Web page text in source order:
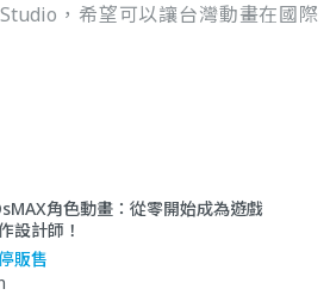
，希望可以讓台灣動畫在國際
角色動畫：從零開始成為遊戲
設計師！
販售